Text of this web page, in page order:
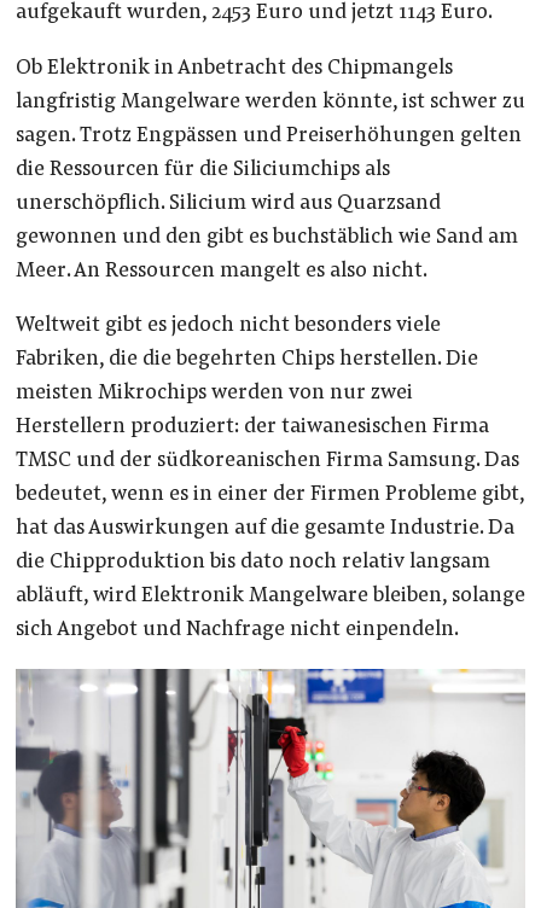
aufgekauft wurden, 2453 Euro und jetzt 1143 Euro.
Ob Elektronik in Anbetracht des Chipmangels
langfristig Mangelware werden könnte, ist schwer zu
sagen. Trotz Engpässen und Preiserhöhungen gelten
die Ressourcen für die Siliciumchips als
unerschöpflich. Silicium wird aus Quarzsand
gewonnen und den gibt es buchstäblich wie Sand am
Meer. An Ressourcen mangelt es also nicht.
Weltweit gibt es jedoch nicht besonders viele
Fabriken, die die begehrten Chips herstellen. Die
meisten Mikrochips werden von nur zwei
Herstellern produziert: der taiwanesischen Firma
TMSC und der südkoreanischen Firma Samsung. Das
bedeutet, wenn es in einer der Firmen Probleme gibt,
hat das Auswirkungen auf die gesamte Industrie. Da
die Chipproduktion bis dato noch relativ langsam
abläuft, wird Elektronik Mangelware bleiben, solange
sich Angebot und Nachfrage nicht einpendeln.